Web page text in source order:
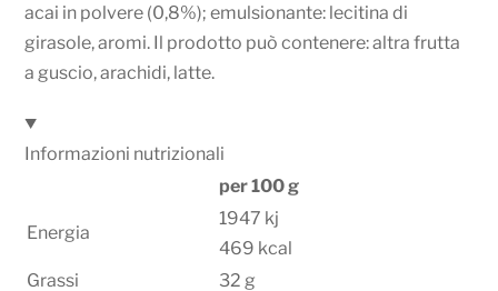
acai in polvere (0,8%); emulsionante: lecitina di
girasole, aromi. Il prodotto può contenere: altra frutta
a guscio, arachidi, latte.
Informazioni nutrizionali
per 100 g
Energia
1947 kj
469 kcal
Grassi
32 g